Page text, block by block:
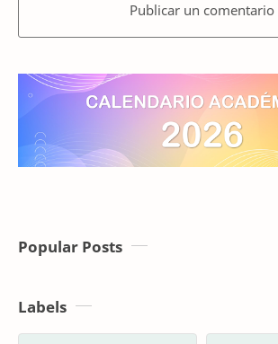
Publicar un comentario
Popular Posts
Labels